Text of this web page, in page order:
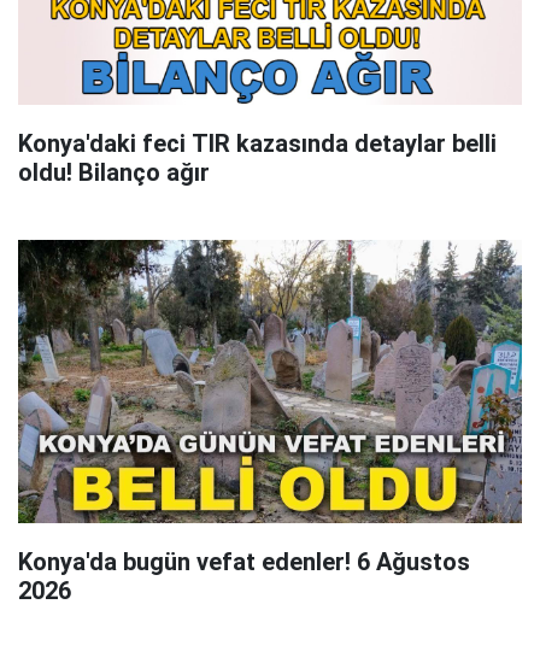
Konya'daki feci TIR kazasında detaylar belli
oldu! Bilanço ağır
Konya'da bugün vefat edenler! 6 Ağustos
2026